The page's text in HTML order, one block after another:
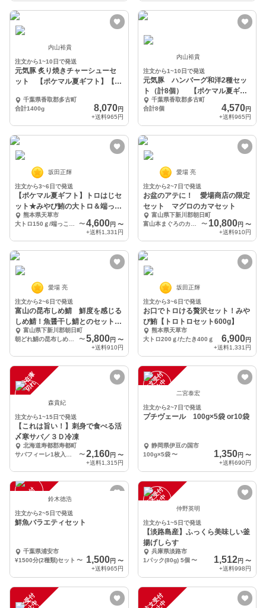
内山裕貴
注文から1~10日で発送
元気豚 炙り焼きチャーシューセ
ット 【ポケマル夏ギフト】【ギ
千葉県香取郡多古町
合計1400g
8,070円
+送料965円
内山裕貴
注文から1~10日で発送
元気豚 ハンバーグ和洋2種セッ
ト（計8個） 【ポケマル夏ギフ
ト】【ギフト】
千葉県香取郡多古町
合計8個
4,570円
+送料965円
坂田正輝
注文から3~6日で発送
【ポケマル夏ギフト】トロはじセ
ット★みやび鮪の大トロ＆端っこ
ちゃん
熊本県天草市
〜 4,600円 〜
+送料1,331円
愛場 亮
注文から2~7日で発送
お盆のアテに！ 愛場商店の限定
セット マグロのカマセット
富山県下新川郡朝日町
〜 10,800円 〜
+送料910円
愛場 亮
注文から2~6日で発送
富山の昆布しめ鯖 鮮度を感じる
しめ鯖！魚醤干し鯖とのセットも
おすすめ
富山県下新川郡朝日町
〜 5,800円 〜
+送料910円
坂田正輝
注文から3~6日で発送
お口でトロける贅沢セット！みや
び鮪【トロトロセット600g】
熊本県天草市
大トロ200ｇ/たたき400ｇ
6,900円
+送料1,331円
一
時
在
庫
切
れ
森貴紀
注文から1~15日で発送
【これは旨い！】刺身で食べる活
〆寒サバ／３Ｄ冷凍
北海道寿都郡寿都町
〜 2,160円 〜
+送料1,315円
注
文
受
付
停
止
中 二宮泰宏
注文から2~7日で発送
プチヴェール 100g×5袋 or10袋
静岡県伊豆の国市
100g×5袋 〜 1,350円 〜
+送料690円
注
文
受
付
停
止 鈴木徳浩
注文から2~5日で発送
鮮魚バラエティセット
千葉県浦安市
¥1500分(2種類)セット 〜 1,500円 〜
+送料965円
注
文
受
付
停
止
中 仲野英明
注文から1~5日で発送
【淡路島産】ふっくら美味しい釜
揚げしらす
兵庫県淡路市
1パック(80g) 5個 〜 1,512円 〜
+送料998円
注
文
受
付
停
止 注
文
受
付
停
止